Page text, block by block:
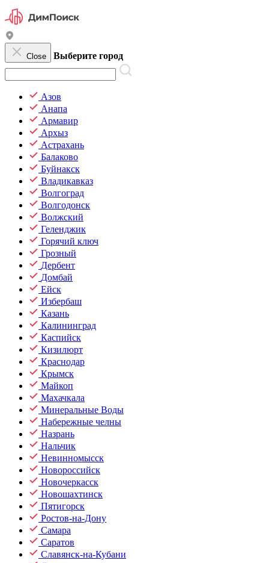
Close Выберите город
Азов
Анапа
Армавир
Архыз
Астрахань
Балаково
Буйнакск
Владикавказ
Волгоград
Волгодонск
Волжский
Геленджик
Горячий ключ
Грозный
Дербент
Домбай
Ейск
Избербаш
Казань
Калининград
Каспийск
Кизилюрт
Краснодар
Крымск
Майкоп
Махачкала
Минеральные Воды
Набережные челны
Назрань
Нальчик
Невинномысск
Новороссийск
Новочеркасск
Новошахтинск
Пятигорск
Ростов-на-Дону
Самара
Саратов
Славянск-на-Кубани